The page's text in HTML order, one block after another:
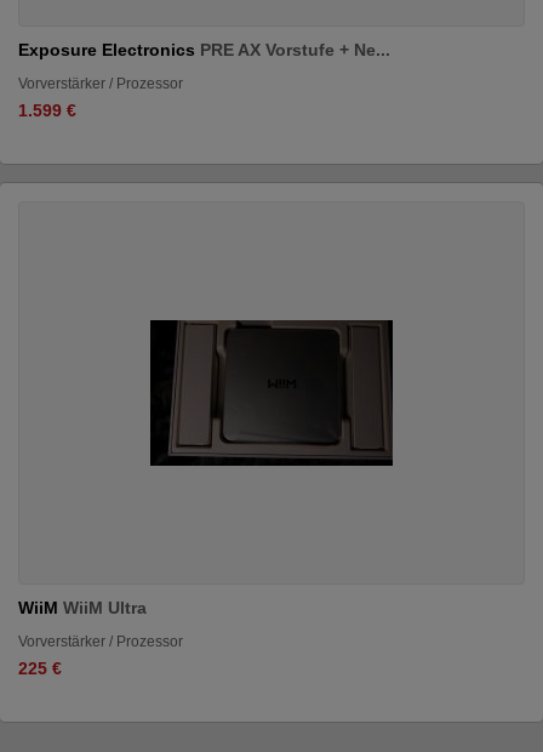
Exposure Electronics PRE AX Vorstufe + Ne...
Vorverstärker / Prozessor
1.599 €
WiiM WiiM Ultra
Vorverstärker / Prozessor
225 €